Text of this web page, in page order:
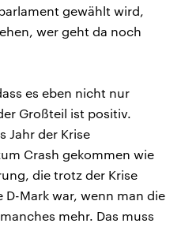
gewählt wird,
wer geht da noch
es eben nicht nur
Großteil ist positiv.
Jahr der Krise
Crash gekommen wie
die trotz der Krise
D-Mark war, wenn man die
mehr. Das muss